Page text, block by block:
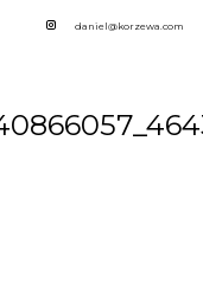
daniel@korzewa.com